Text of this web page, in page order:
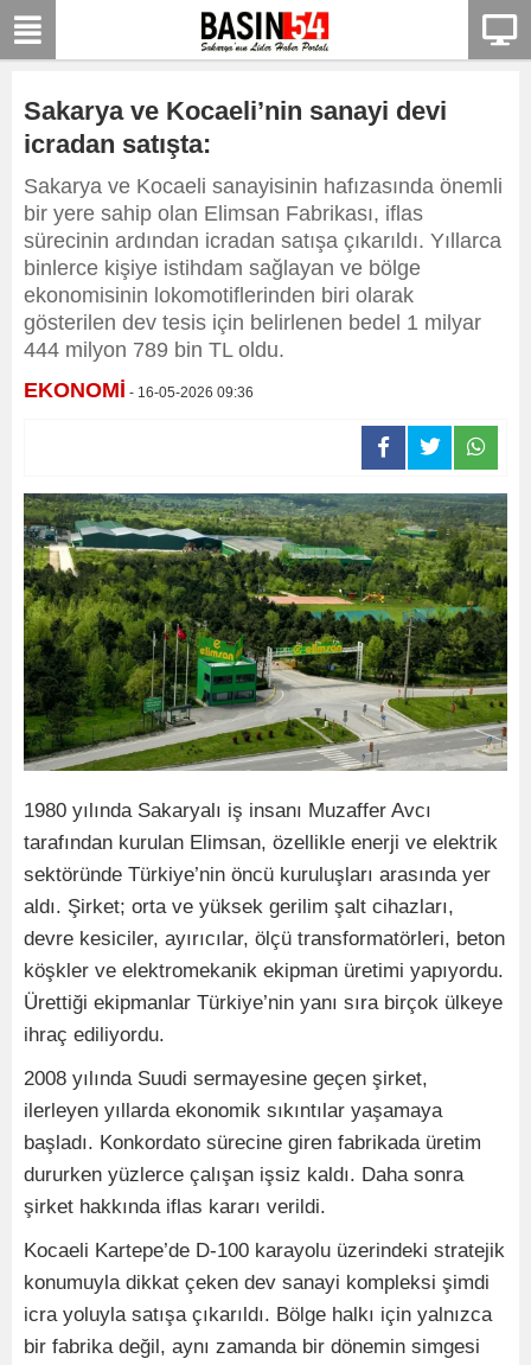
Sakarya ve Kocaeli’nin sanayi devi
icradan satışta:
Sakarya ve Kocaeli sanayisinin hafızasında önemli
bir yere sahip olan Elimsan Fabrikası, iflas
sürecinin ardından icradan satışa çıkarıldı. Yıllarca
binlerce kişiye istihdam sağlayan ve bölge
ekonomisinin lokomotiflerinden biri olarak
gösterilen dev tesis için belirlenen bedel 1 milyar
444 milyon 789 bin TL oldu.
EKONOMİ - 16-05-2026 09:36
1980 yılında Sakaryalı iş insanı Muzaffer Avcı
tarafından kurulan Elimsan, özellikle enerji ve elektrik
sektöründe Türkiye’nin öncü kuruluşları arasında yer
aldı. Şirket; orta ve yüksek gerilim şalt cihazları,
devre kesiciler, ayırıcılar, ölçü transformatörleri, beton
köşkler ve elektromekanik ekipman üretimi yapıyordu.
Ürettiği ekipmanlar Türkiye’nin yanı sıra birçok ülkeye
ihraç ediliyordu.
2008 yılında Suudi sermayesine geçen şirket,
ilerleyen yıllarda ekonomik sıkıntılar yaşamaya
başladı. Konkordato sürecine giren fabrikada üretim
dururken yüzlerce çalışan işsiz kaldı. Daha sonra
şirket hakkında iflas kararı verildi.
Kocaeli Kartepe’de D-100 karayolu üzerindeki stratejik
konumuyla dikkat çeken dev sanayi kompleksi şimdi
icra yoluyla satışa çıkarıldı. Bölge halkı için yalnızca
bir fabrika değil, aynı zamanda bir dönemin simgesi